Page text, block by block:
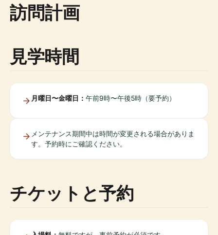
訪問計画
見学時間
月曜日〜金曜日： 午前9時〜午後5時（要予約）
メンテナンス期間中は時間が変更される場合がありま
す。予約時にご確認ください。
チケットと予約